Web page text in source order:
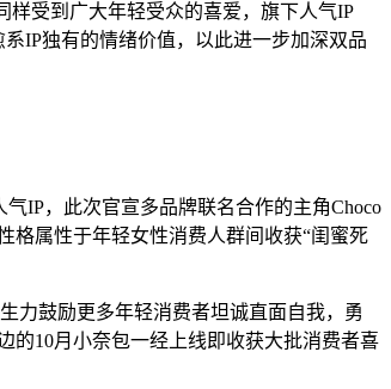
受到广大年轻受众的喜爱，旗下人气IP
IP独有的情绪价值，以此进一步加深双品
IP，此次官宣多品牌联名合作的主角Choco
格属性于年轻女性消费人群间收获“闺蜜死
力鼓励更多年轻消费者坦诚直面自我，勇
的10月小奈包一经上线即收获大批消费者喜